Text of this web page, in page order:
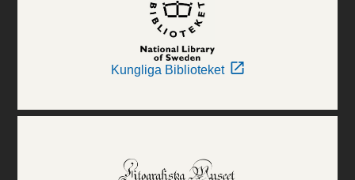
Kungliga Biblioteket